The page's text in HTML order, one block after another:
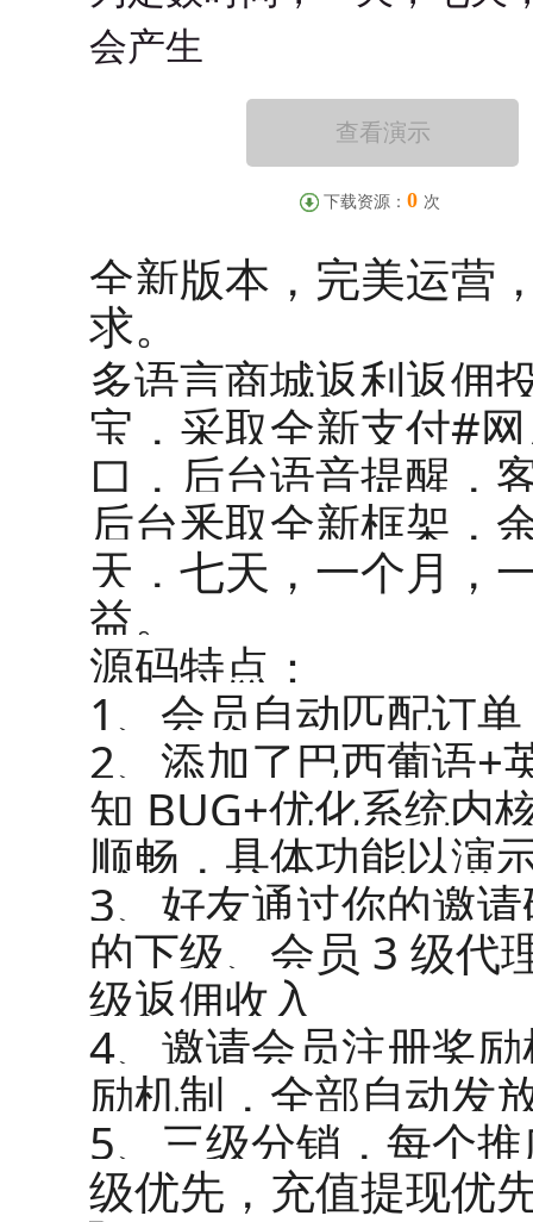
会产生
查看演示
下载资源： 0 次
全新版本，完美运营
求。
多语言商城返利返佣
宝，采取全新支付#
口，后台语音提醒，
后台釆取全新框架，
天，七天，一个月，
益。
源码特点：
1、会员自动匹配订
2、添加了巴西葡语+
知 BUG+优化系统内
顺畅，具体功能以演
3、好友通过你的邀
的下级、会员 3 级代
级返佣收入
4、邀请会员注册奖
励机制，全部自动发
5、三级分销，每个
级优先，充值提现优